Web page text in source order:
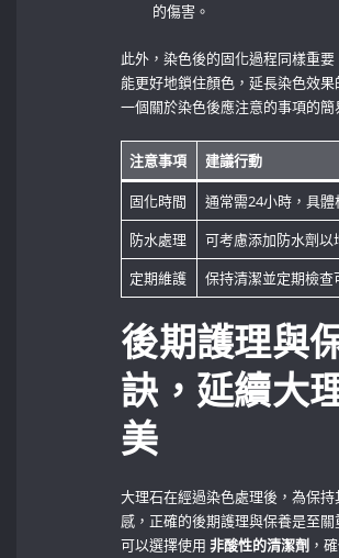
的傷害。
此外，染色後的固化過程同樣重
能更好地鎖住顏色，延長染色效
一個關於染色後應注意的事項的簡
注意事項 建議行動
固化時間
通常需24小時，具體
防水處理
可考慮添加防水劑以
定期維護
保持清潔並定期檢查
後期護理與
訣，延續大
美
大理石在經過染色處理後，為保
感，正確的後期護理與保養是至
可以選擇使用⁤非酸性的清潔劑 ，